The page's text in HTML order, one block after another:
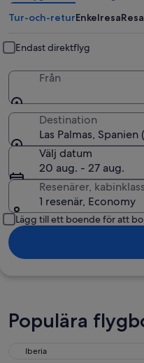
ett
fönster
Tur-och-returEnkelresa
Endast direktflyg
Från
Destination
Las Palmas,
Välj datum
20 aug. - 27 aug.
Resenärer, kabinklass
1 resenär, Economy
Lägg till ett boende för att
Populära
Iberia
Iberia